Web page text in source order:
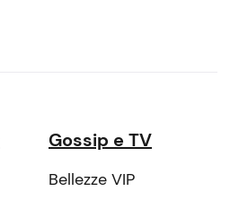
Gossip e TV
Bellezze VIP